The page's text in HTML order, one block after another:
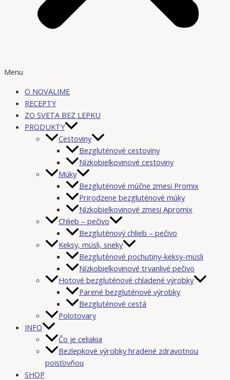
Menu
O NOVALIME
RECEPTY
ZO SVETA BEZ LEPKU
PRODUKTY
Cestoviny
Bezgluténové cestoviny
Nízkobielkovinové cestoviny
Múky
Bezgluténové múčne zmesi Promix
Prirodzene bezgluténové múky
Nízkobielkovinové zmesi Apromix
Chlieb – pečivo
Bezgluténový chlieb – pečivo
Keksy, müsli, sneky
Bezgluténové pochutiny-keksy-müsli
Nízkobielkovinové trvanlivé pečivo
Hotové bezgluténové chladené výrobky
Parené bezgluténové výrobky
Bezgluténové cestá
Polotovary
INFO
Čo je celiakia
Bezlepkové výrobky hradené zdravotnou
poisťovňou
SHOP